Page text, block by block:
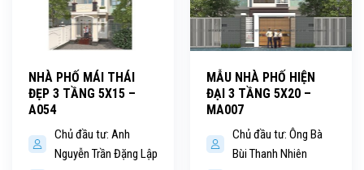
NHÀ PHỐ MÁI THÁI
ĐẸP 3 TẦNG 5X15 –
A054
Chủ đầu tư: Anh
Nguyễn Trần Đặng Lập
MẪU NHÀ PHỐ HIỆN
ĐẠI 3 TẦNG 5X20 –
MA007
Chủ đầu tư: Ông Bà
Bùi Thanh Nhiên